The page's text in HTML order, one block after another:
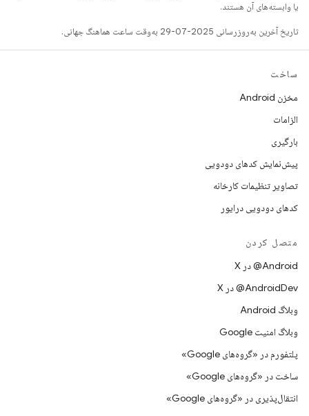
یا وابسته‌های آن هستند.
تاریخ آخرین به‌روزرسانی 2025-07-29 به‌وقت ساعت هماهنگ جهانی.
ساخت
مخزن Android
الزامات
بارگیری
پیش‌نمایش کدهای دودویی
تصاویر تنظیمات کارخانه
کدهای دودویی درایور
متصل کردن
‫‎@Android در X
‫‎@AndroidDev در X
وبلاگ Android
وبلاگ امنیت Google
پلتفورم در «گروه‌های Google»
ساخت در «گروه‌های Google»
انتقال‌پذیری در «گروه‌های Google»